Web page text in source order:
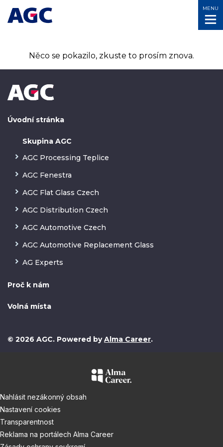
MENU
Něco se pokazilo, zkuste to prosím znova.
© 2026 AGC. Powered byAlma Career.
Úvodní stránka
Skupina AGC
AGC Processing Teplice
AGC Fenestra
AGC Flat Glass Czech
AGC Distribution Czech
AGC Automotive Czech
AGC Automotive Replacement Glass
AG Experts
Proč k nám
Volná místa
Nahlásit nezákonný obsah
Nastavení cookies
Transparentnost
Reklama na portálech Alma Career